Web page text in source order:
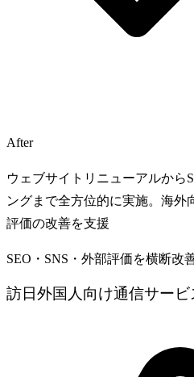
After
ウェブサイトリニューアルから
ングまで全方位的に実施。海外
評価の改善を支援
SEO・SNS・外部評価を横断改
訪日外国人向け通信サービ